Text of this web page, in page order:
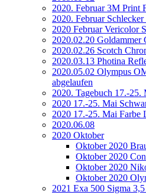
2020. Februar 3M Print
2020. Februar
2020 Februar Vericolor
2020.02.20 Goldammer
2020.02.26 Scotch
2020.03.13 Photina
2020.05.02 Olympus
abgelaufen
2020. Tagebuch 17.-25.
2020 17.-25. Mai
2020 17.-25. Mai Farbe
2020.06.08
2020 Oktober
Oktober 2020
Oktober 2020
Oktober 2020
Oktober 2020
2021 Exa 500 Sigma